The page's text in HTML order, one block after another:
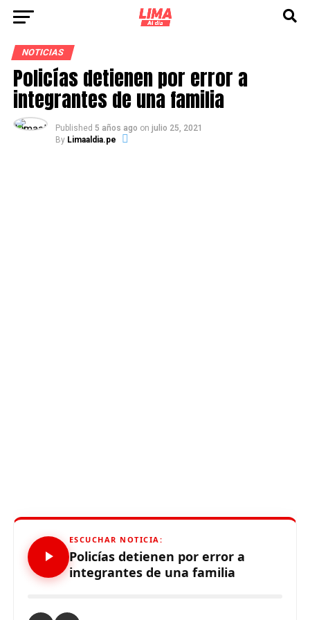
NOTICIAS
Policías detienen por error a
integrantes de una familia
Published 5 años ago on julio 25, 2021
By Limaaldia.pe
ESCUCHAR NOTICIA:
Policías detienen por error a
integrantes de una familia